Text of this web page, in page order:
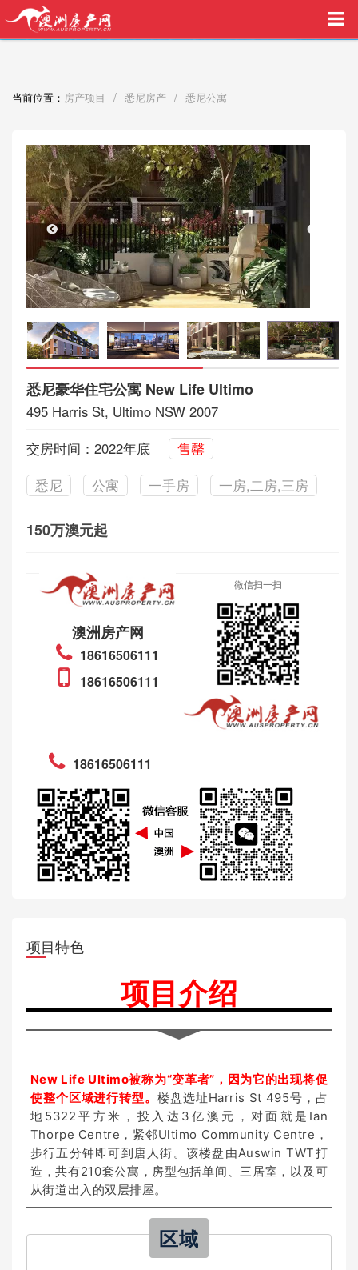
买家中介VIP服务，助您安心购房
当前位置： 房产项目 / 悉尼房产 / 悉尼公寓
悉尼豪华住宅公寓 New Life Ultimo
495 Harris St, Ultimo NSW 2007
交房时间：2022年底
售罄
悉尼
公寓 一手房 一房,二房,三房
150万澳元起
澳洲房产网
18616506111
18616506111
微信扫一扫
18616506111
项目特色
项目介绍
New Life Ultimo被称为“变革者”，因为它的出现将促
使整个区域进行转型。 楼盘选址Harris St 495号，占
地5322平方米，投入达3亿澳元，对面就是Ian
Thorpe Centre，紧邻Ultimo Community Centre，
步行五分钟即可到唐人街。该楼盘由Auswin TWT打
造，共有210套公寓，房型包括单间、三居室，以及可
从街道出入的双层排屋。
区域